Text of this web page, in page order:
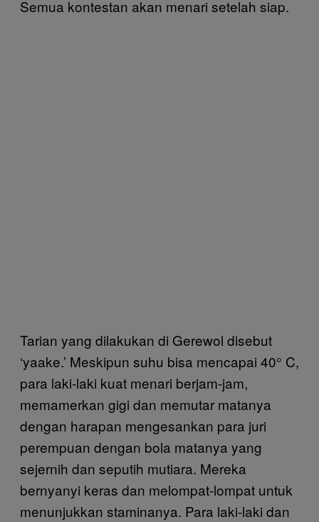
Semua kontestan akan menari setelah siap.
Tarian yang dilakukan di Gerewol disebut
‘yaake.’ Meskipun suhu bisa mencapai 40° C,
para laki-laki kuat menari berjam-jam,
memamerkan gigi dan memutar matanya
dengan harapan mengesankan para juri
perempuan dengan bola matanya yang
sejernih dan seputih mutiara. Mereka
bernyanyi keras dan melompat-lompat untuk
menunjukkan staminanya. Para laki-laki dan